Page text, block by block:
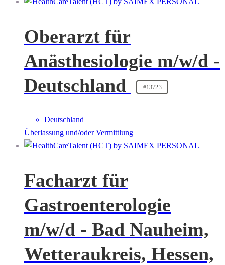
Oberarzt für
Anästhesiologie m/w/d -
Deutschland
#13723
Deutschland
Überlassung und/oder Vermittlung
Facharzt für
Gastroenterologie
m/w/d - Bad Nauheim,
Wetteraukreis, Hessen,